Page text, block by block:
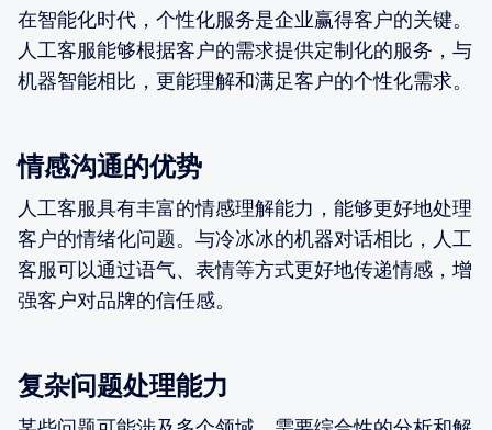
在智能化时代，个性化服务是企业赢得客户的关键。
人工客服能够根据客户的需求提供定制化的服务，与
机器智能相比，更能理解和满足客户的个性化需求。
情感沟通的优势
人工客服具有丰富的情感理解能力，能够更好地处理
客户的情绪化问题。与冷冰冰的机器对话相比，人工
客服可以通过语气、表情等方式更好地传递情感，增
强客户对品牌的信任感。
复杂问题处理能力